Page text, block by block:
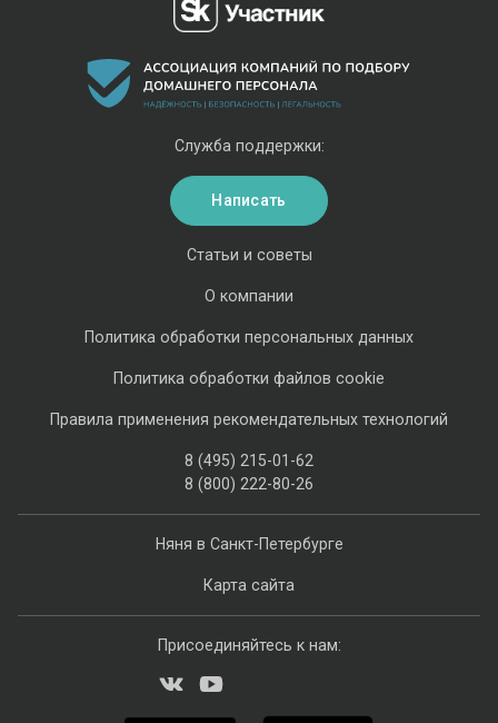
Няня в Санкт-Петербурге
Карта сайта
Статьи и советы
О компании
Политика обработки персональных данных
Политика обработки файлов cookie
Правила применения рекомендательных технологий
8 (495) 215-01-62
8 (800) 222-80-26
Служба поддержки:
Написать
Присоединяйтесь к нам: